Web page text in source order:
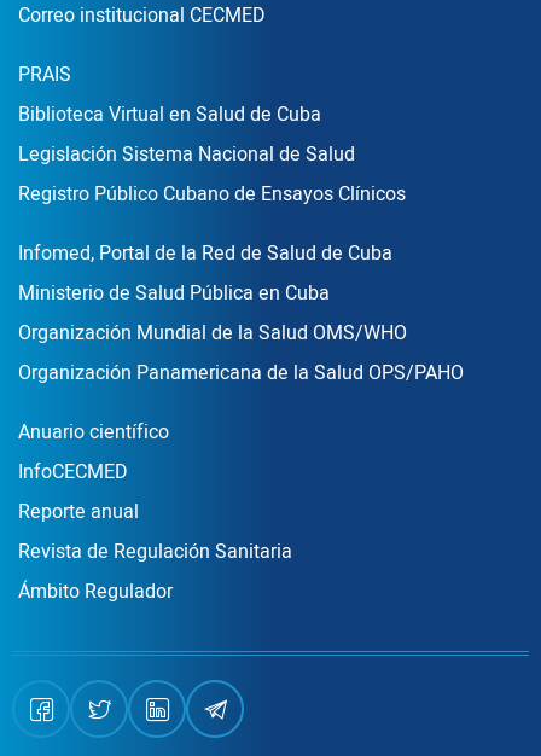
Correo institucional CECMED
Enlace Footer2
PRAIS
Biblioteca Virtual en Salud de Cuba
Legislación Sistema Nacional de Salud
Registro Público Cubano de Ensayos Clínicos
Enlace Footer3
Infomed, Portal de la Red de Salud de Cuba
Ministerio de Salud Pública en Cuba
Organización Mundial de la Salud OMS/WHO
Organización Panamericana de la Salud OPS/PAHO
Publicaciones
Anuario científico
InfoCECMED
Reporte anual
Revista de Regulación Sanitaria
Ámbito Regulador